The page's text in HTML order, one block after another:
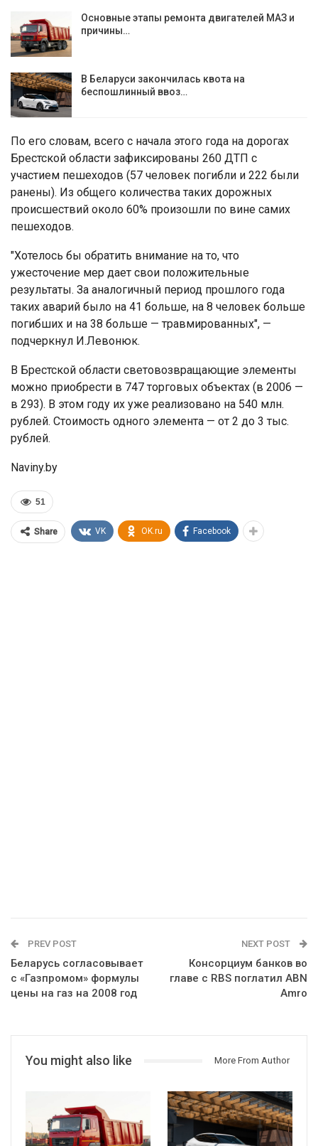
Основные этапы ремонта двигателей МАЗ и
причины…
В Беларуси закончилась квота на
беспошлинный ввоз…
По его словам, всего с начала этого года на дорогах
Брестской области зафиксированы 260 ДТП с
участием пешеходов (57 человек погибли и 222 были
ранены). Из общего количества таких дорожных
происшествий около 60% произошли по вине самих
пешеходов.
"Хотелось бы обратить внимание на то, что
ужесточение мер дает свои положительные
результаты. За аналогичный период прошлого года
таких аварий было на 41 больше, на 8 человек больше
погибших и на 38 больше — травмированных", —
подчеркнул И.Левонюк.
В Брестской области световозвращающие элементы
можно приобрести в 747 торговых объектах (в 2006 —
в 293). В этом году их уже реализовано на 540 млн.
рублей. Стоимость одного элемента — от 2 до 3 тыс.
рублей.
Naviny.by
51
Share VK OK.ru Facebook
PREV POST
Беларусь согласовывает
с «Газпромом» формулы
цены на газ на 2008 год
NEXT POST
Консорциум банков во
главе с RBS поглатил ABN
Amro
You might also like More From Author